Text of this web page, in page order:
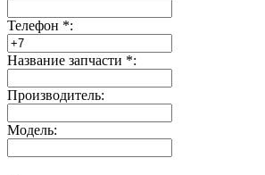
Телефон *:
Название запчасти *:
Производитель:
Модель: